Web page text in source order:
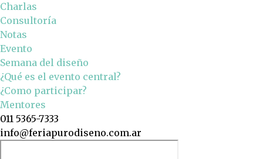
Charlas
Consultoría
Notas
Evento
Semana del diseño
¿Qué es el evento central?
¿Como participar?
Mentores
011 5365-7333
info@feriapurodiseno.com.ar